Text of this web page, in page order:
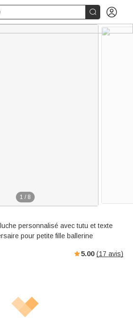
 
1 / 8
personnalisé avec tutu et texte
pour petite fille ballerine
5.00 (17 avis)